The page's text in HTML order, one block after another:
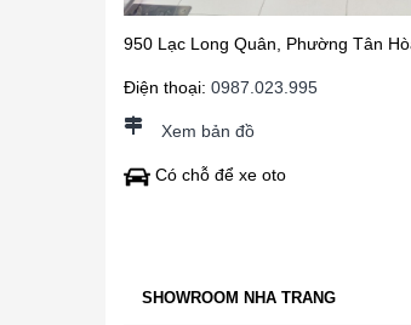
950 Lạc Long Quân, Phường Tân
Điện thoại: 0987.023.995
Xem bản đồ
Có chỗ để xe oto
SHOWROOM NHA TRANG